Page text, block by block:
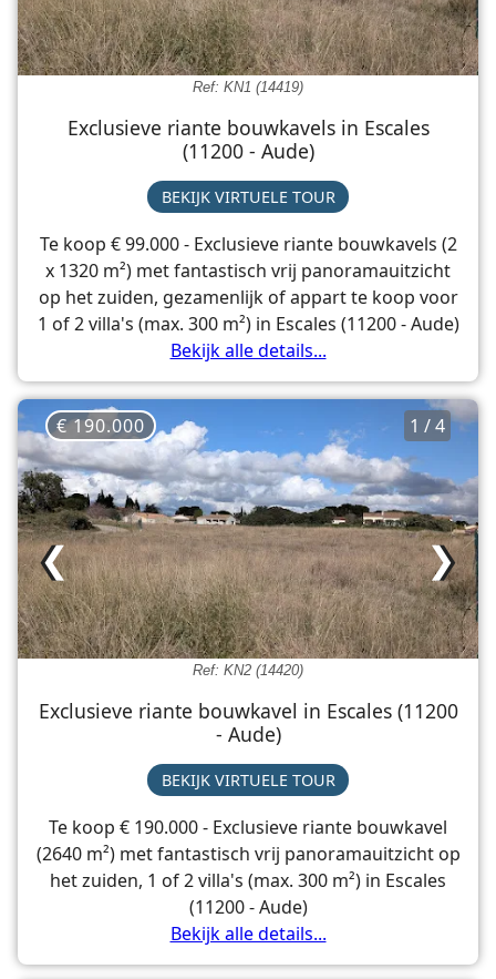
Ref: KN1 (14419)
Exclusieve riante bouwkavels in Escales
(11200 - Aude)
BEKIJK VIRTUELE TOUR
Te koop € 99.000 - Exclusieve riante bouwkavels (2
x 1320 m²) met fantastisch vrij panoramauitzicht
op het zuiden, gezamenlijk of appart te koop voor
1 of 2 villa's (max. 300 m²) in Escales (11200 - Aude)
Bekijk alle details...
Ref: KN2 (14420)
1 / 4
❯
❮
€ 190.000
Exclusieve riante bouwkavel in Escales (11200
- Aude)
BEKIJK VIRTUELE TOUR
Te koop € 190.000 - Exclusieve riante bouwkavel
(2640 m²) met fantastisch vrij panoramauitzicht op
het zuiden, 1 of 2 villa's (max. 300 m²) in Escales
(11200 - Aude)
Bekijk alle details...